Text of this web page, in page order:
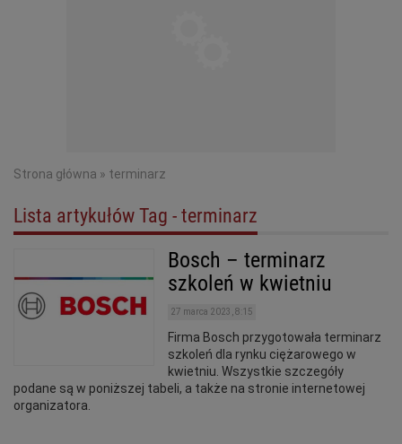
Strona główna » terminarz
Lista artykułów Tag - terminarz
Bosch – terminarz
szkoleń w kwietniu
27 marca 2023, 8:15
Firma Bosch przygotowała terminarz
szkoleń dla rynku ciężarowego w
kwietniu. Wszystkie szczegóły
podane są w poniższej tabeli, a także na stronie internetowej
organizatora.